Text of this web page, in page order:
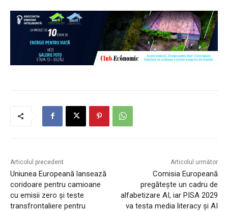
Articolul precedent
Uniunea Europeană lansează
coridoare pentru camioane
cu emisii zero și teste
transfrontaliere pentru
Articolul următor
Comisia Europeană
pregătește un cadru de
alfabetizare AI, iar PISA 2029
va testa media literacy și AI